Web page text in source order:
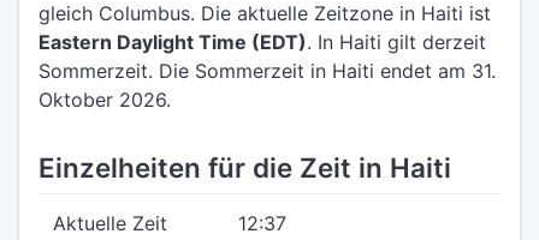
gleich Columbus. Die aktuelle Zeitzone in Haiti ist
Eastern Daylight Time (EDT). In Haiti gilt derzeit
Sommerzeit. Die Sommerzeit in Haiti endet am 31.
Oktober 2026.
Einzelheiten für die Zeit in Haiti
Aktuelle Zeit 12:37